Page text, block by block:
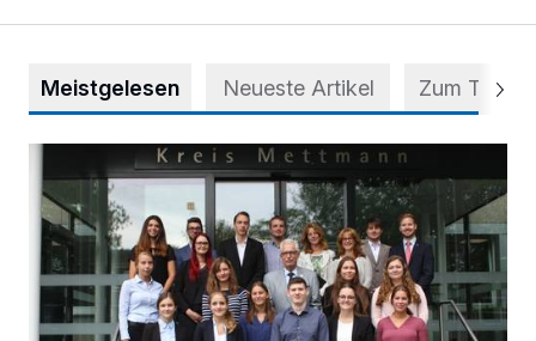
Meistgelesen Neueste Artikel Zum Thema
56 Auszubildende in fünf Berufen